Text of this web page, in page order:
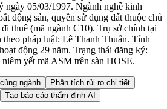
ngày 05/03/1997. Ngành nghề kinh
động sản, quyền sử dụng đất thuộc chủ
thuê (mã ngành C10). Trụ sở chính tại
pháp luật: Lê Thanh Thuấn. Tính
động 29 năm. Trạng thái đăng ký:
yết mã ASM trên sàn HOSE.
ngành
Phân tích rủi ro chi tiết
Tạo báo cáo thẩm định AI